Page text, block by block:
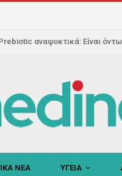
αναψυκτικά: Είναι
ΝΕΑ ΥΓΕΙΑ